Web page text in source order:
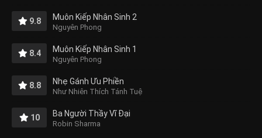
9.8 Muôn Kiếp Nhân Sinh 2
Nguyên Phong
8.4 Muôn Kiếp Nhân Sinh 1
Nguyên Phong
8.8 Nhẹ Gánh Ưu Phiền
Như Nhiên Thích Tánh Tuệ
10 Ba Người Thầy Vĩ Đại
Robin Sharma